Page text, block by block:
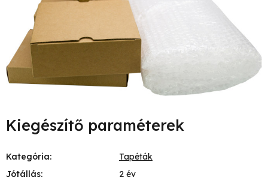
Kiegészítő paraméterek
Kategória:
Tapéták
Jótállás:
2 év